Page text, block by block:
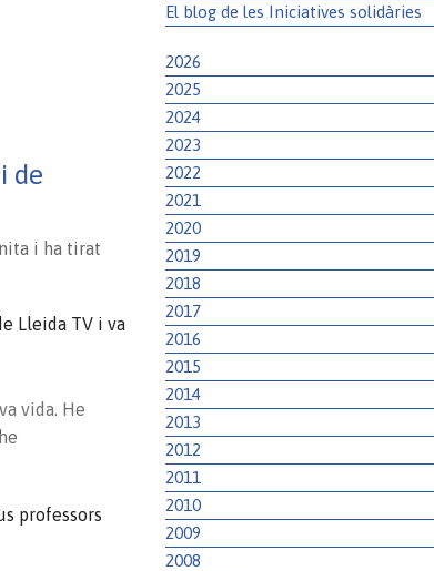
de
i ha tirat
Lleida TV i va
vida. He
professors
El blog de les Iniciatives solidàries
2026
2025
2024
2023
2022
2021
2020
2019
2018
2017
2016
2015
2014
2013
2012
2011
2010
2009
2008